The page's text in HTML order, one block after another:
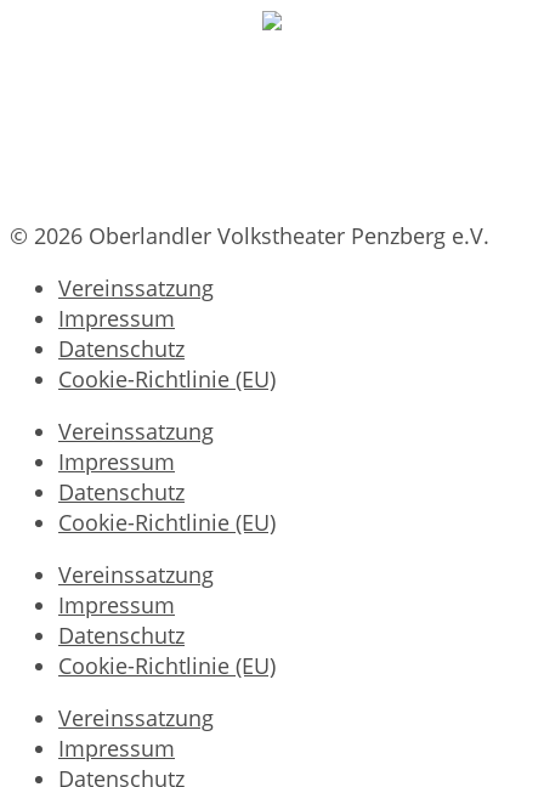
© 2026 Oberlandler Volkstheater Penzberg e.V.
Vereinssatzung
Impressum
Datenschutz
Cookie-Richtlinie (EU)
Vereinssatzung
Impressum
Datenschutz
Cookie-Richtlinie (EU)
Vereinssatzung
Impressum
Datenschutz
Cookie-Richtlinie (EU)
Vereinssatzung
Impressum
Datenschutz